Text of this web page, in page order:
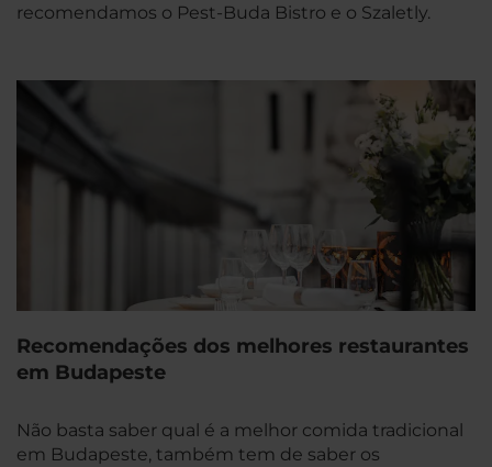
recomendamos o Pest-Buda Bistro e o Szaletly.
Recomendações dos melhores restaurantes
em Budapeste
Não basta saber qual é a melhor comida tradicional
em Budapeste, também tem de saber os